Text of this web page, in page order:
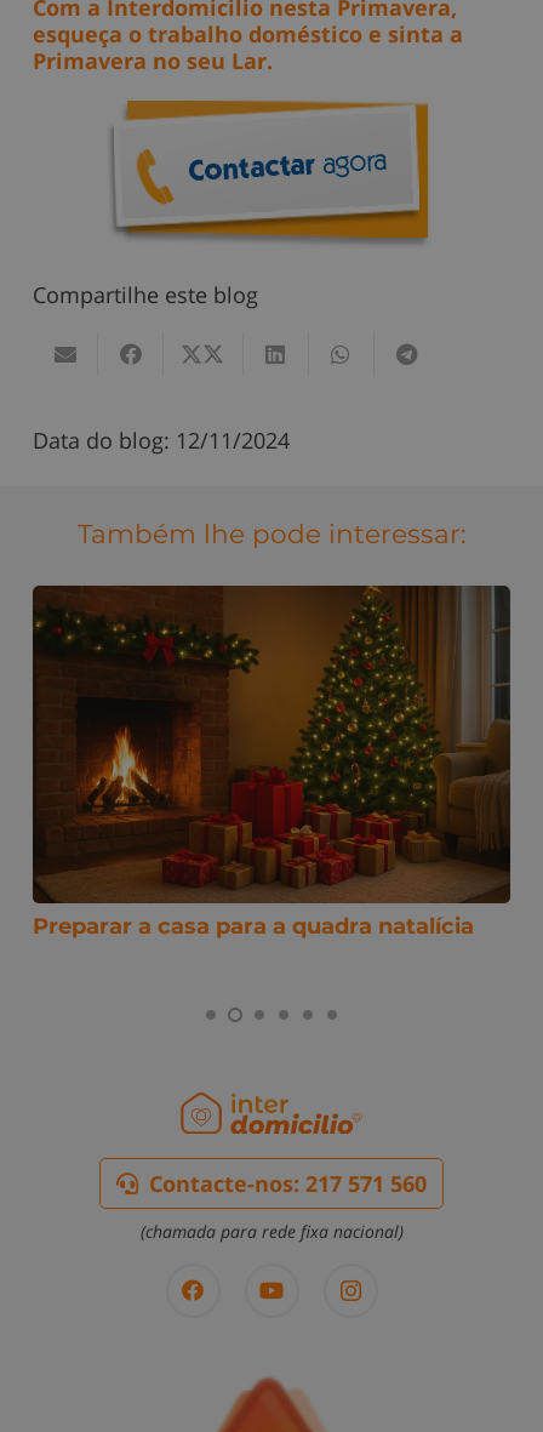
Com a Interdomicilio nesta Primavera,
esqueça o trabalho doméstico e sinta a
Primavera no seu Lar.
Compartilhe este blog
Data do blog: 12/11/2024
Também lhe pode interessar:
Preparar a casa para a quadra natalícia
Guia para uma limpeza profunda de
outono: prepare a sua casa para o mau
tempo
Contacte-nos: 217 571 560
(chamada para rede fixa nacional)